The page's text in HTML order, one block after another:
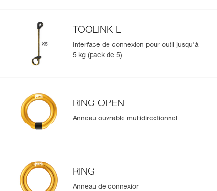
TOOLINK L
Interface de connexion pour outil jusqu'à
5 kg (pack de 5)
RING OPEN
Anneau ouvrable multidirectionnel
RING
Anneau de connexion